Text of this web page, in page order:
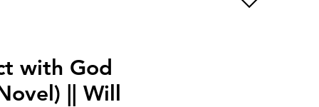
with God
|| Will